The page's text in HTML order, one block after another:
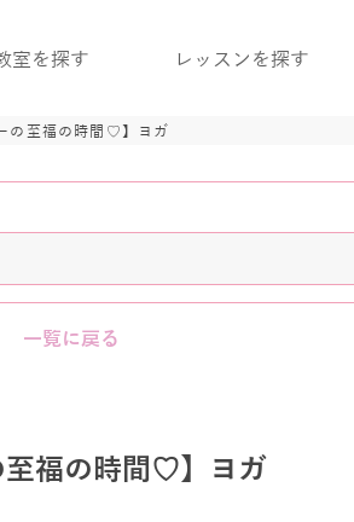
室を探す レッスンを探す
の至福の時間♡】ヨガ
一覧に戻る
至福の時間♡】ヨガ